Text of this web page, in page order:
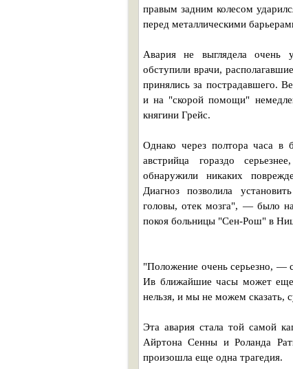
правым задним колесом
перед металлическими
Авария не выглядела
обступили врачи,
принялись за пострадавшего.
и на "скорой помощи"
княгини Грейс.
Однако через полтора часа в
австрийца гораздо
обнаружили никаких
Диагноз позволила
головы, отек мозга", — было
покоя больницы "Сен-Рош" в
"Положение очень серьезно, —
Ив ближайшие часы может еще
нельзя, и мы не можем сказать,
Эта авария стала той самой
Айртона Сенны и Роланда
произошла еще одна трагедия.